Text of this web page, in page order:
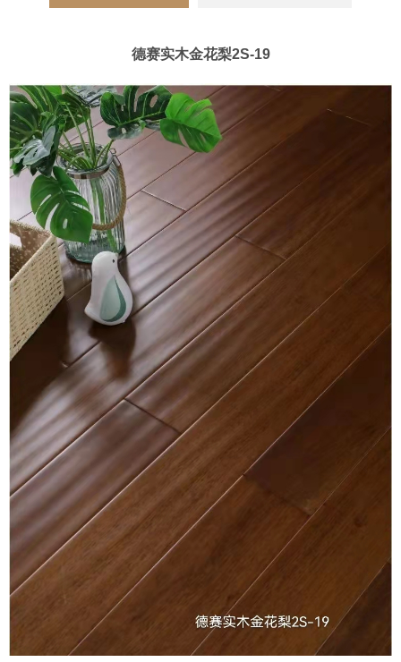
德赛实木金花梨2S-19